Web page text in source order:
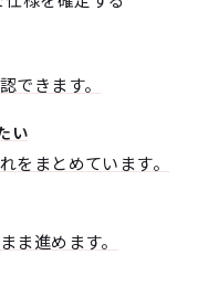
できます。
い
をまとめています。
ま進めます。